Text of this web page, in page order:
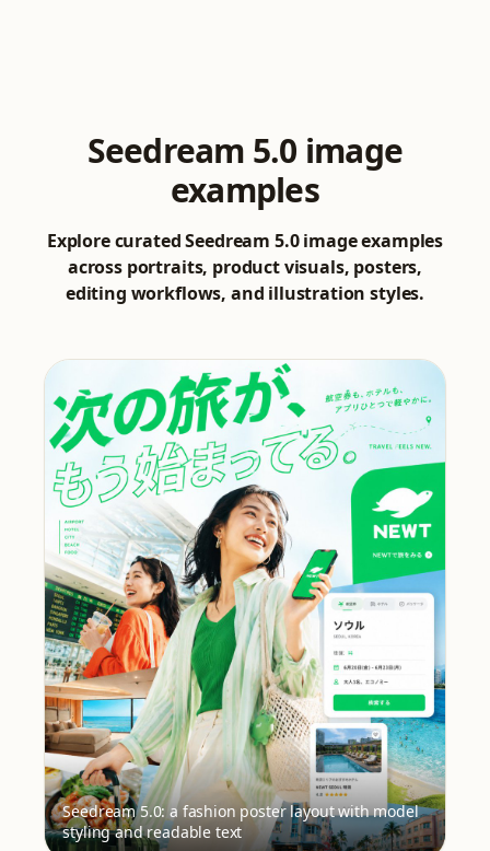
Seedream 5.0 image
examples
Explore curated Seedream 5.0 image examples
across portraits, product visuals, posters,
editing workflows, and illustration styles.
Seedream 5.0: a fashion poster layout with model
styling and readable text